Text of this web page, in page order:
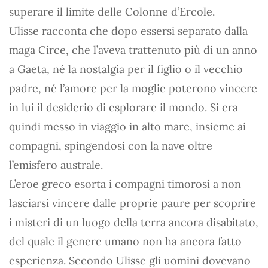
superare il limite delle Colonne d’Ercole.
Ulisse racconta che dopo essersi separato dalla
maga Circe, che l’aveva trattenuto più di un anno
a Gaeta, né la nostalgia per il figlio o il vecchio
padre, né l’amore per la moglie poterono vincere
in lui il desiderio di esplorare il mondo. Si era
quindi messo in viaggio in alto mare, insieme ai
compagni, spingendosi con la nave oltre
l’emisfero australe.
L’eroe greco esorta i compagni timorosi a non
lasciarsi vincere dalle proprie paure per scoprire
i misteri di un luogo della terra ancora disabitato,
del quale il genere umano non ha ancora fatto
esperienza. Secondo Ulisse gli uomini dovevano